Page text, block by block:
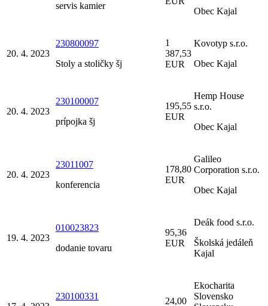
servis kamier
Obec Kajal
20. 4. 2023
230800097
Stoly a stoličky šj
1
387,53
EUR
Kovotyp s.r.o.
Obec Kajal
20. 4. 2023
230100007
prípojka šj
195,55
EUR
Hemp House
s.r.o.
Obec Kajal
20. 4. 2023
23011007
konferencia
178,80
EUR
Galileo
Corporation s.r.o.
Obec Kajal
19. 4. 2023
010023823
dodanie tovaru
95,36
EUR
Deák food s.r.o.
Školská jedáleň
Kajal
230100331
24,00
Ekocharita
Slovensko